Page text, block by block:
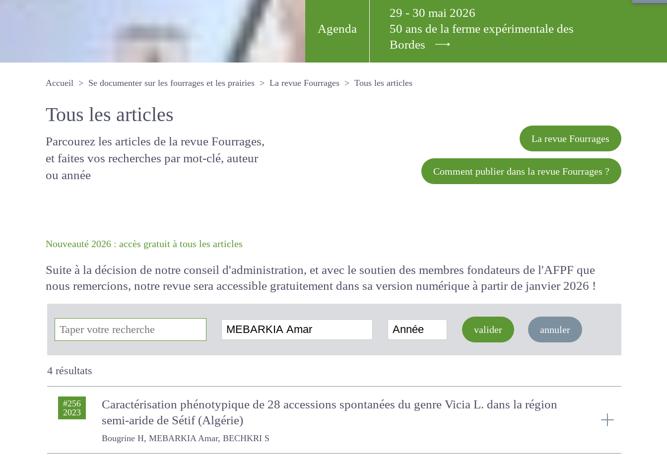
Agenda
29 - 30 mai 2026
50 ans de la ferme expérimentale des
Bordes
Accueil Se documenter sur les fourrages et les prairies La revue Fourrages Tous les articles
Tous les articles
Parcourez les articles de la revue
Fourrages, et faites vos recherches par
mot-clé, auteur ou année
La revue Fourrages
Comment publier dans la revue Fourrages ?
Suite à la décision de notre conseil d'administration, et avec le soutien des membres fondateurs de l'AFPF que
nous remercions, notre revue sera accessiblegratuitementdans sa version numériqueà partir de janvier 2026
!
MEBARKIA Amar Année valider annuler
4 résultats
#256
2023
Caractérisation phénotypique de 28 accessions spontanées du genre Vicia L. dans la région
semi-aride de Sétif (Algérie)
Bougrine H, MEBARKIA Amar, BECHKRI S